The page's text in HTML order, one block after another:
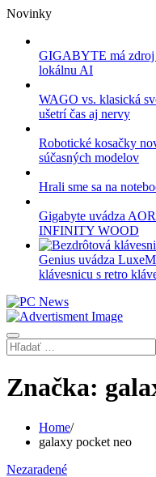
Skip
content
Novinky
GIGABYTE má zdroj
lokálnu AI
WAGO vs. klasická
ušetrí čas aj nervy
Robotické kosačky
súčasných modelov
Hrali sme sa na
Gigabyte uvádza
INFINITY WOOD
Genius uvádza
klávesnicu s retro
Hľadať:
Značka:
Home
galaxy pocket neo
Nezaradené